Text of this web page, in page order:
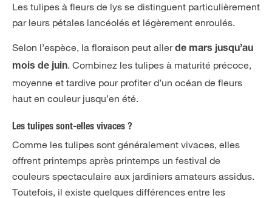
Les tulipes à fleurs de lys se distinguent particulièrement
par leurs pétales lancéolés et légèrement enroulés.
Selon l’espèce, la floraison peut allerde mars jusqu’au
mois de juin. Combinez les tulipes à maturité précoce,
moyenne et tardive pour profiter d’un océan de fleurs
haut en couleur jusqu’en été.
Les tulipes sont-elles vivaces ?
Comme les tulipes sont généralement vivaces, elles
offrent printemps après printemps un festival de
couleurs spectaculaire aux jardiniers amateurs assidus.
Toutefois, il existe quelques différences entre les